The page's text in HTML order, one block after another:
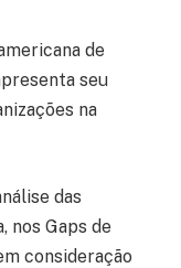
de
seu
na
das
nos Gaps de
consideração